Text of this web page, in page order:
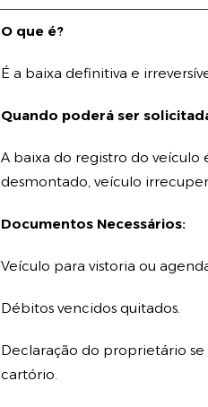
O que é?
É a baixa definitiva e
Quando poderá ser
A baixa do registro do
desmontado, veículo
Documentos Necessários:
Veículo para vistoria ou
Débitos vencidos quitados.
Declaração do proprietário
cartório.